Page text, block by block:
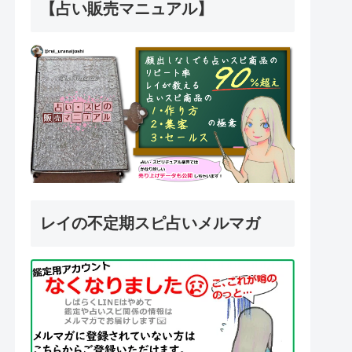
【占い販売マニュアル】
レイの不定期スピ占いメルマガ